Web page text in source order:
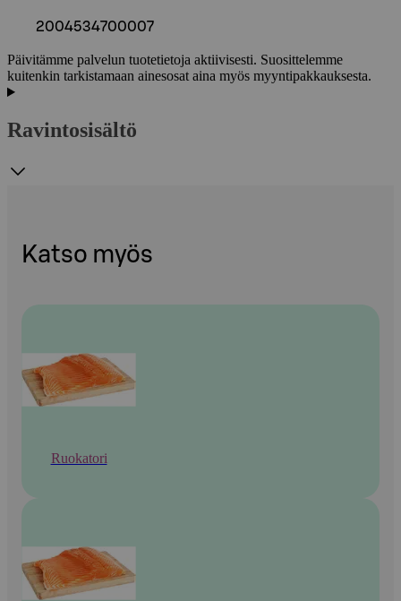
2004534700007
Päivitämme palvelun tuotetietoja aktiivisesti. Suosittelemme
kuitenkin tarkistamaan ainesosat aina myös myyntipakkauksesta.
Ravintosisältö
Katso myös
Ruokatori